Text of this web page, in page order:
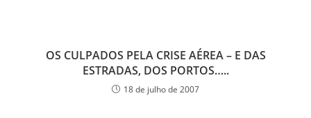
OS CULPADOS PELA CRISE AÉREA – E DAS
ESTRADAS, DOS PORTOS…..
18 de julho de 2007